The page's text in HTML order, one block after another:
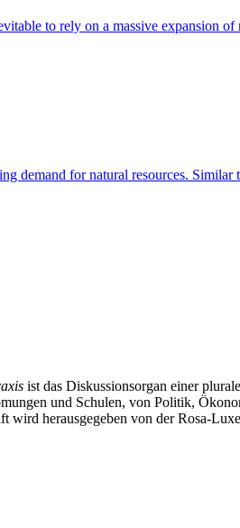
to rely on a massive expansion
demand for natural resources.
ist das Diskussionsorgan einer
und Schulen, von Politik,
wird herausgegeben von der Rosa-